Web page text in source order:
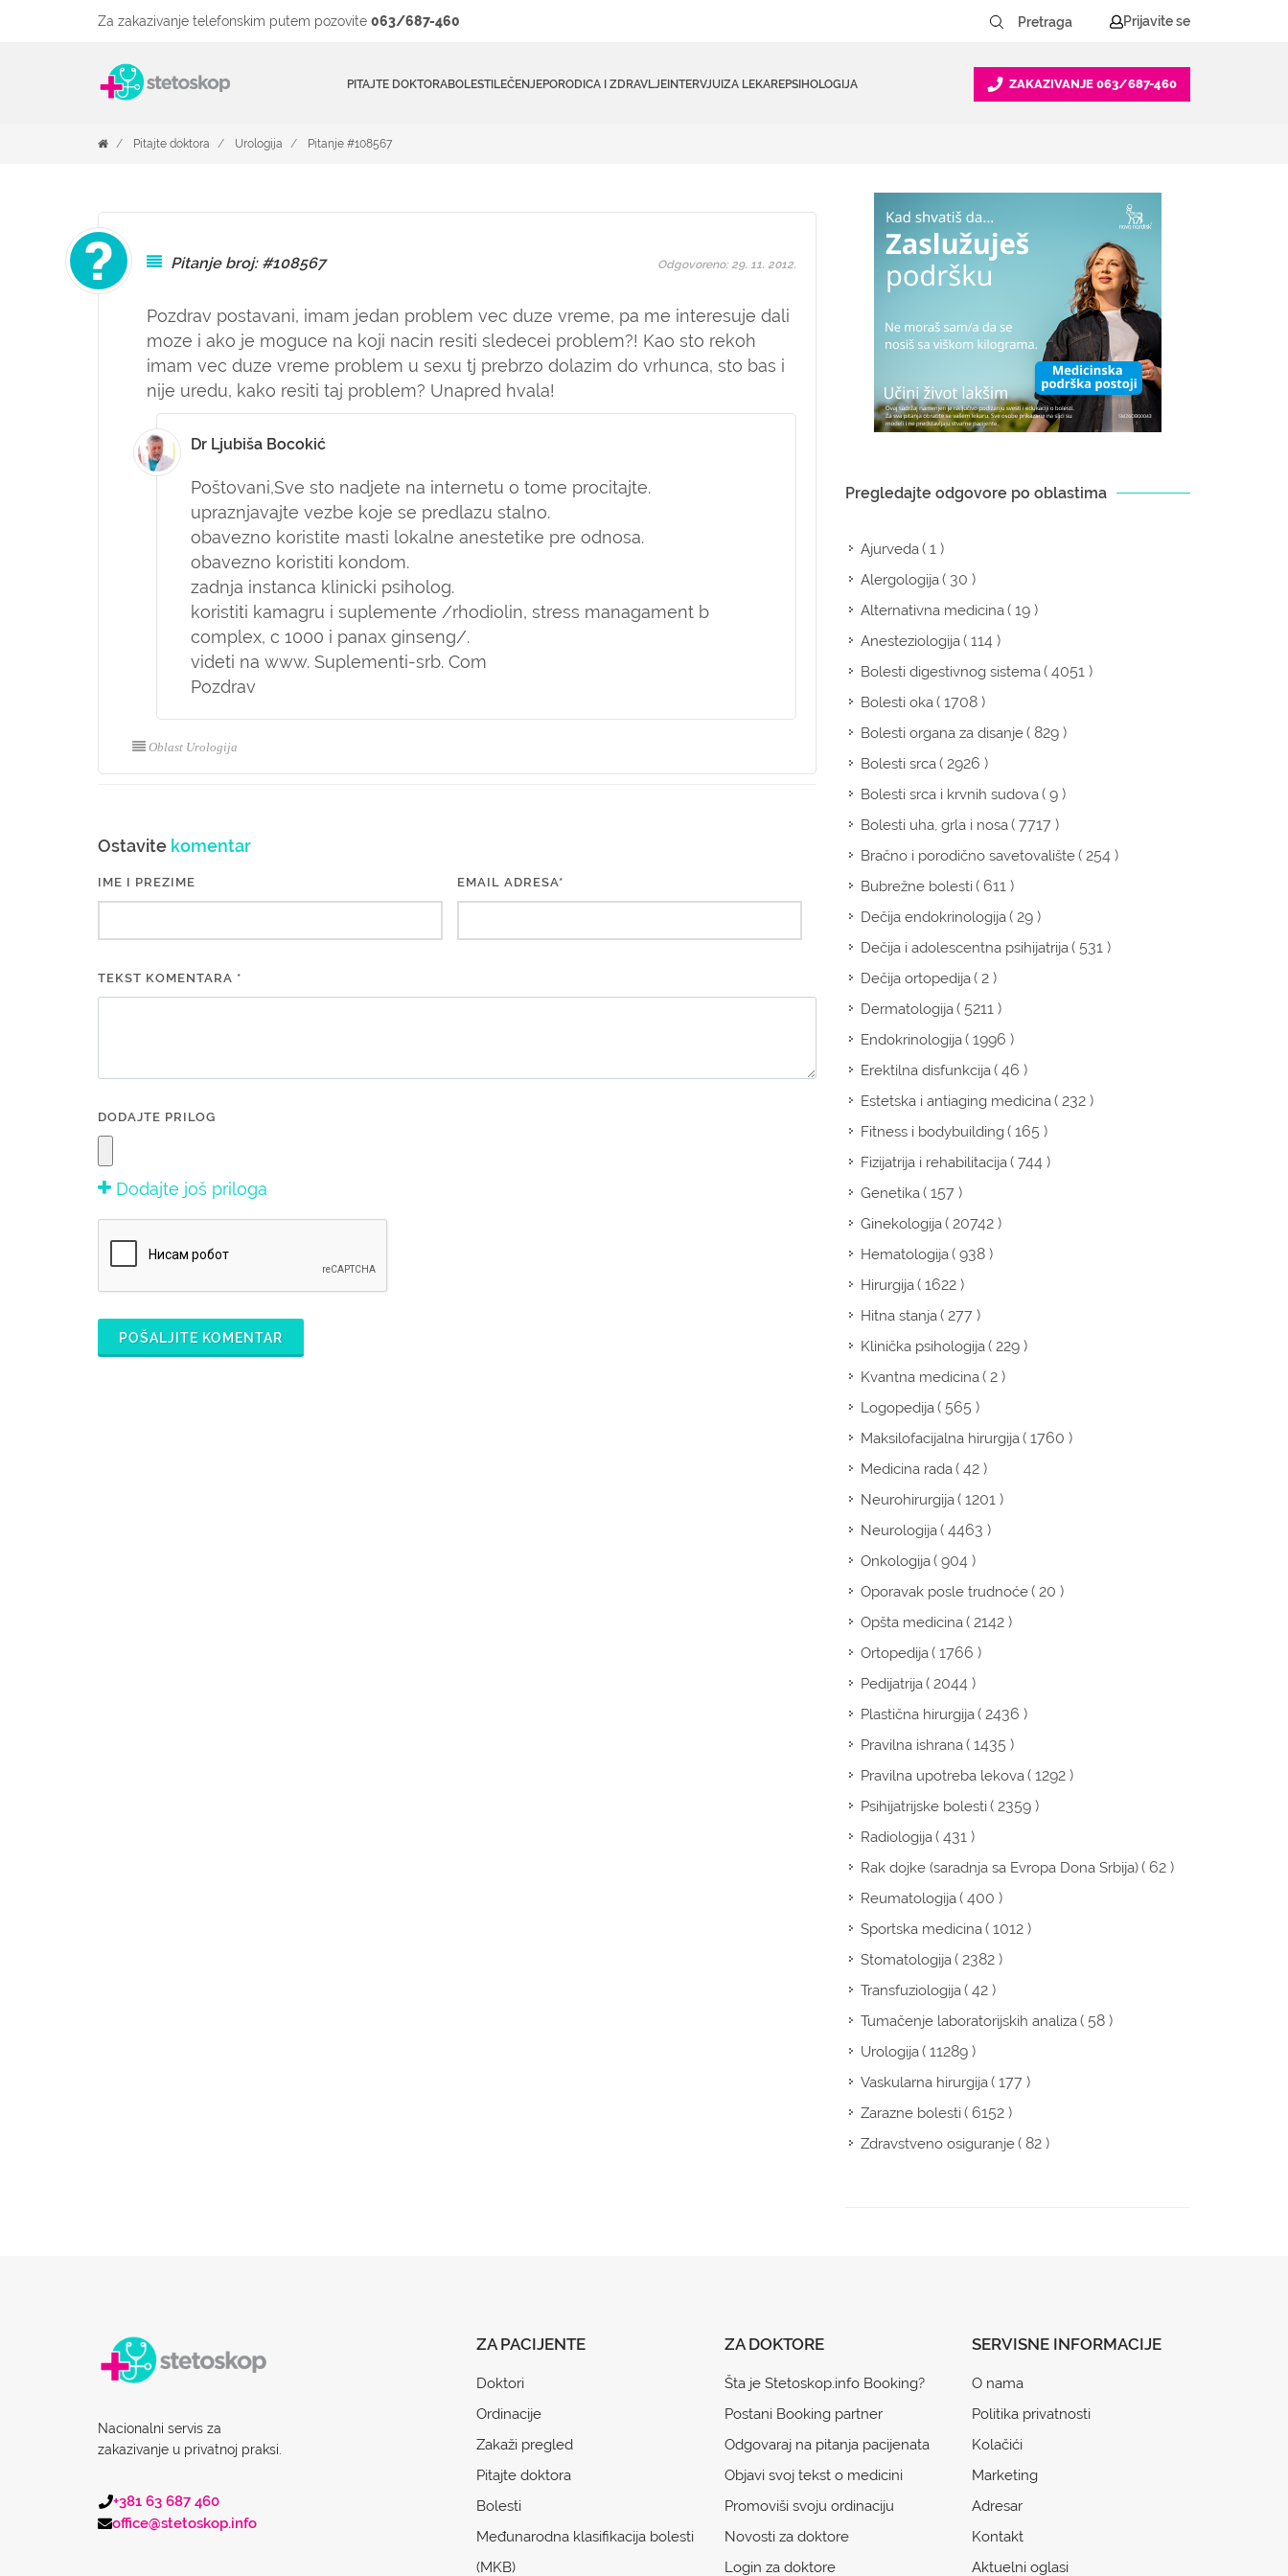
Za zakazivanje telefonskim putem pozovite 063/687-460 Prijavite se
PITAJTE DOKTORABOLESTILEČENJEPORODICA I ZDRAVLJEINTERVJUIZA LEKAREPSIHOLOGIJA ZAKAZIVANJE 063/687-460
Pitajte doktora Urologija Pitanje #108567
Pitanje broj: #108567
Pozdrav postavani, imam jedan problem vec duze vreme, pa me interesuje dali
moze i ako je moguce na koji nacin resiti sledecei problem?! Kao sto rekoh
imam vec duze vreme problem u sexu tj prebrzo dolazim do vrhunca, sto bas i
nije uredu, kako resiti taj problem? Unapred hvala!
Odgovoreno: 29. 11. 2012.
Dr Ljubiša Bocokić
Poštovani,Sve sto nadjete na internetu o tome procitajte.
upraznjavajte vezbe koje se predlazu stalno.
obavezno koristite masti lokalne anestetike pre odnosa.
obavezno koristiti kondom.
zadnja instanca klinicki psiholog.
koristiti kamagru i suplemente /rhodiolin, stress managament b
complex, c 1000 i panax ginseng/.
videti na www. Suplementi-srb. Com
Pozdrav
Oblast Urologija
Ostavite komentar
IME I PREZIME EMAIL ADRESA*
TEKST KOMENTARA *
DODAJTE PRILOG
Dodajte još priloga
POŠALJITE KOMENTAR
Pregledajte odgovore po oblastima
Ajurveda( 1 )
Alergologija( 30 )
Alternativna medicina( 19 )
Anesteziologija( 114 )
Bolesti digestivnog sistema( 4051 )
Bolesti oka( 1708 )
Bolesti organa za disanje( 829 )
Bolesti srca( 2926 )
Bolesti srca i krvnih sudova( 9 )
Bolesti uha, grla i nosa( 7717 )
Bračno i porodično savetovalište( 254 )
Bubrežne bolesti( 611 )
Dečija endokrinologija( 29 )
Dečija i adolescentna psihijatrija( 531 )
Dečija ortopedija( 2 )
Dermatologija( 5211 )
Endokrinologija( 1996 )
Erektilna disfunkcija( 46 )
Estetska i antiaging medicina( 232 )
Fitness i bodybuilding( 165 )
Fizijatrija i rehabilitacija( 744 )
Genetika( 157 )
Ginekologija( 20742 )
Hematologija( 938 )
Hirurgija( 1622 )
Hitna stanja( 277 )
Klinička psihologija( 229 )
Kvantna medicina( 2 )
Logopedija( 565 )
Maksilofacijalna hirurgija( 1760 )
Medicina rada( 42 )
Neurohirurgija( 1201 )
Neurologija( 4463 )
Onkologija( 904 )
Oporavak posle trudnoće( 20 )
Opšta medicina( 2142 )
Ortopedija( 1766 )
Pedijatrija( 2044 )
Plastična hirurgija( 2436 )
Pravilna ishrana( 1435 )
Pravilna upotreba lekova( 1292 )
Psihijatrijske bolesti( 2359 )
Radiologija( 431 )
Rak dojke (saradnja sa Evropa Dona Srbija)( 62 )
Reumatologija( 400 )
Sportska medicina( 1012 )
Stomatologija( 2382 )
Transfuziologija( 42 )
Tumačenje laboratorijskih analiza( 58 )
Urologija( 11289 )
Vaskularna hirurgija( 177 )
Zarazne bolesti( 6152 )
Zdravstveno osiguranje( 82 )
Nacionalni servis za
zakazivanje u privatnoj praksi.
+381 63 687 460
office@stetoskop.info
ZA PACIJENTE
Doktori
Ordinacije
Zakaži pregled
Pitajte doktora
Bolesti
Međunarodna klasifikacija bolesti
(MKB)
ZA DOKTORE
Šta je Stetoskop.info Booking?
Postani Booking partner
Odgovaraj na pitanja pacijenata
Objavi svoj tekst o medicini
Promoviši svoju ordinaciju
Novosti za doktore
Login za doktore
SERVISNE INFORMACIJE
O nama
Politika privatnosti
Kolačići
Marketing
Adresar
Kontakt
Aktuelni oglasi